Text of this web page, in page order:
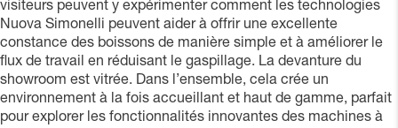
visiteurs peuvent y expérimenter comment les technologies
Nuova Simonelli peuvent aider à offrir une excellente
constance des boissons de manière simple et à améliorer le
flux de travail en réduisant le gaspillage. La devanture du
showroom est vitrée. Dans l’ensemble, cela crée un
environnement à la fois accueillant et haut de gamme, parfait
pour explorer les fonctionnalités innovantes des machines à